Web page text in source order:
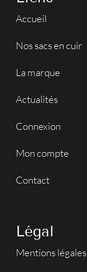
Accueil
Nos sacs en cuir
La marque
Actualités
Connexion
Mon compte
Contact
Légal
Mentions légales